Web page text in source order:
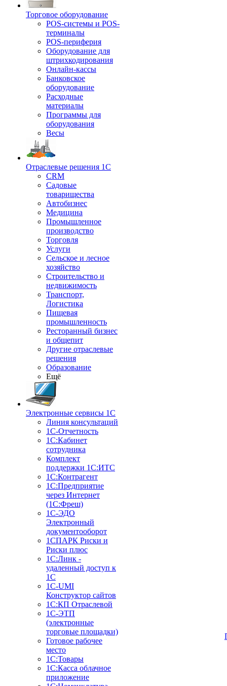
Торговое оборудование
POS-системы и POS-
терминалы
POS-периферия
Оборудование для
штрихкодирования
Онлайн-кассы
Банковское
оборудование
Расходные
материалы
Программы для
оборудования
Весы
Отраслевые решения 1С
CRM
Садовые
товарищества
Автобизнес
Медицина
Промышленное
производство
Торговля
Услуги
Сельское и лесное
хозяйство
Строительство и
недвижимость
Транспорт,
Логистика
Пищевая
промышленность
Ресторанный бизнес
и общепит
Другие отраслевые
решения
Образование
Ещё
Электронные сервисы 1С
Линия консультаций
1С-Отчетность
1С:Кабинет
сотрудника
Комплект
поддержки 1С:ИТС
1С:Контрагент
1С:Предприятие
через Интернет
(1С:Фреш)
1С-ЭДО
Электронный
документооборот
1СПАРК Риски и
Риски плюс
1С:Линк -
удаленный доступ к
1С
1С-UMI
Конструктор сайтов
1С:КП Отраслевой
1С-ЭТП
(электронные
торговые площадки)
Готовое рабочее
место
1С:Товары
1С:Касса облачное
приложение